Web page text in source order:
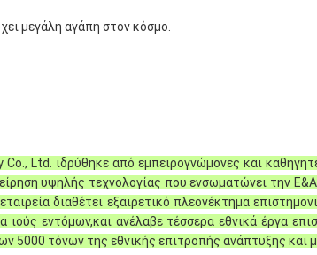
μεγάλη αγάπη στον κόσμο.
Ltd. ιδρύθηκε από εμπειρογνώμονες και
υψηλής τεχνολογίας που ενσωματώνει την
διαθέτει εξαιρετικό πλεονέκτημα
ιούς εντόμων,και ανέλαβε τέσσερα εθνικά έργα
5000 τόνων της εθνικής επιτροπής ανάπτυξης και